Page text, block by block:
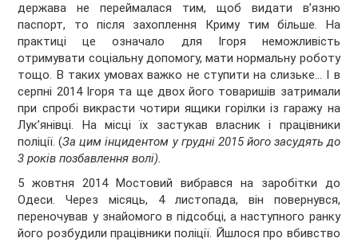
держава не переймалася тим, щоб видати в’язню
паспорт, то після захоплення Криму тим більше. На
практиці це означало для Ігоря неможливість
отримувати соціальну допомогу, мати нормальну роботу
тощо. В таких умовах важко не ступити на слизьке… І в
серпні 2014 Ігоря та ще двох його товаришів затримали
при спробі викрасти чотири ящики горілки із гаражу на
Лук’янівці. На місці їх застукав власник і працівники
поліції. (За цим інцидентом у грудні 2015 його засудять до
3 років позбавлення волі).
5 жовтня 2014 Мостовий вибрався на заробітки до
Одеси. Через місяць, 4 листопада, він повернувся,
переночував у знайомого в підсобці, а наступного ранку
його розбудили працівники поліції. Йшлося про вбивство